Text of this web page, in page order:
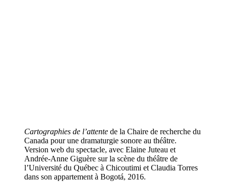
Cartographies de l’attente de la Chaire de recherche du
Canada pour une dramaturgie sonore au théâtre.
Version web du spectacle, avec Elaine Juteau et
Andrée-Anne Giguère sur la scène du théâtre de
l’Université du Québec à Chicoutimi et Claudia Torres
dans son appartement à Bogotá, 2016.